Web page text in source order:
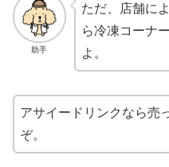
助手
ただ、店舗に
ら冷凍コーナ
よ。
アサイードリンクなら売
ぞ。